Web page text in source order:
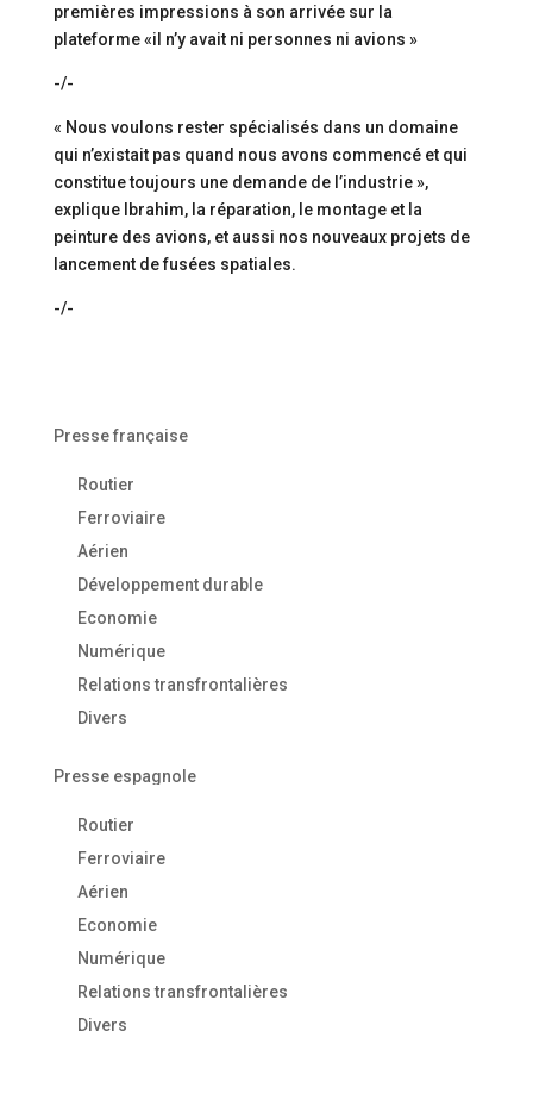
premières impressions à son arrivée sur la
plateforme «il n’y avait ni personnes ni avions »
-/-
« Nous voulons rester spécialisés dans un domaine
qui n’existait pas quand nous avons commencé et qui
constitue toujours une demande de l’industrie »,
explique Ibrahim, la réparation, le montage et la
peinture des avions, et aussi nos nouveaux projets de
lancement de fusées spatiales.
-/-
Presse française
Routier
Ferroviaire
Aérien
Développement durable
Economie
Numérique
Relations transfrontalières
Divers
Presse espagnole
Routier
Ferroviaire
Aérien
Economie
Numérique
Relations transfrontalières
Divers